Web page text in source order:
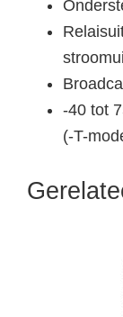
-40 tot
(-T-